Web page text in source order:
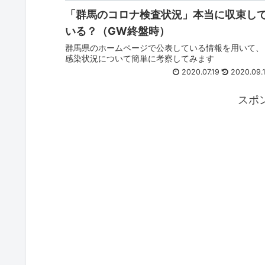
「群馬のコロナ検査状況」本当に収束し
いる？（GW終盤時）
群馬県のホームページで公表している情報を用いて、
感染状況について簡単に考察してみます
2020.07.19
スポ